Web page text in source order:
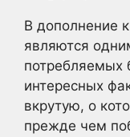
В дополнение
являются
потребляемых
интересных
вкрутую, о
прежде чем